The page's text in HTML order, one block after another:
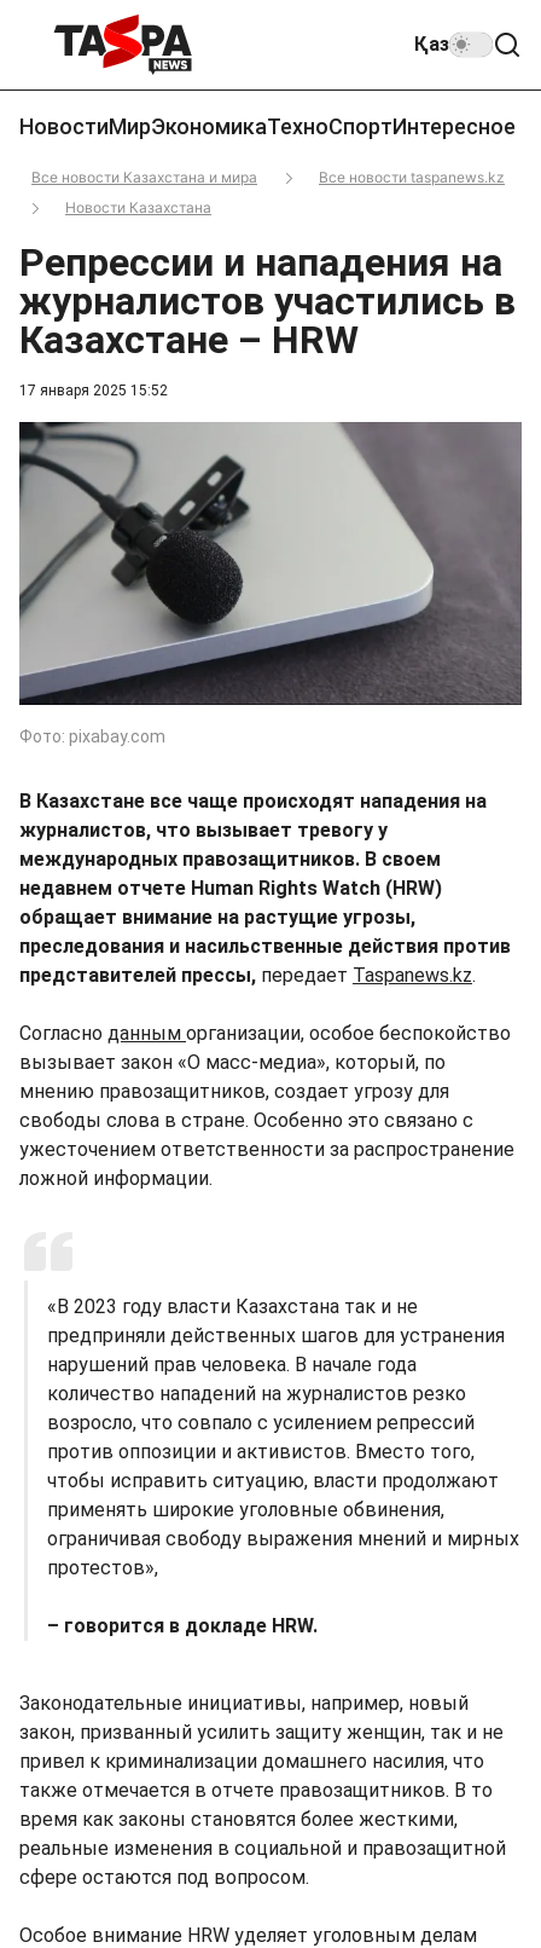
Қаз
НовостиМирЭкономикаТехноСпортИнтересное
Все новости Казахстана и мира
Все новости taspanews.kz
Новости Казахстана
17 января 2025 15:52
Репрессии и нападения на
журналистов участились в
Казахстане – HRW
Фото: pixabay.com
В Казахстане все чаще происходят нападения на
журналистов, что вызывает тревогу у
международных правозащитников. В своем
недавнем отчете Human Rights Watch (HRW)
обращает внимание на растущие угрозы,
преследования и насильственные действия против
представителей прессы, передает Taspanews.kz.
Согласно данным организации, особое беспокойство
вызывает закон «О масс-медиа», который, по
мнению правозащитников, создает угрозу для
свободы слова в стране. Особенно это связано с
ужесточением ответственности за распространение
ложной информации.
«В 2023 году власти Казахстана так и не
предприняли действенных шагов для устранения
нарушений прав человека. В начале года
количество нападений на журналистов резко
возросло, что совпало с усилением репрессий
против оппозиции и активистов. Вместо того,
чтобы исправить ситуацию, власти продолжают
применять широкие уголовные обвинения,
ограничивая свободу выражения мнений и мирных
протестов»,
– говорится в докладе HRW.
Законодательные инициативы, например, новый
закон, призванный усилить защиту женщин, так и не
привел к криминализации домашнего насилия, что
также отмечается в отчете правозащитников. В то
время как законы становятся более жесткими,
реальные изменения в социальной и правозащитной
сфере остаются под вопросом.
Особое внимание HRW уделяет уголовным делам